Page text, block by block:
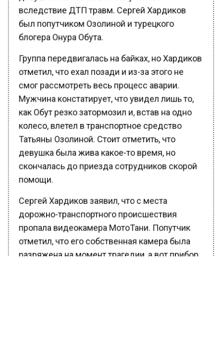
вследствие ДТП травм. Сергей Хардиков
был попутчиком Озолиной и турецкого
блогера Онура Обута.
Группа передвигалась на байках, но Хардиков
отметил, что ехал позади и из-за этого не
смог рассмотреть весь процесс аварии.
Мужчина констатирует, что увидел лишь то,
как Обут резко затормозил и, встав на одно
колесо, влетел в транспортное средство
Татьяны Озолиной. Стоит отметить, что
девушка была жива какое-то время, но
скончалась до приезда сотрудников скорой
помощи.
Сергей Хардиков заявил, что с места
дорожно-транспортного происшествия
пропала видеокамера МотоТани. Попутчик
отметил, что его собственная камера была
разряжена на момент трагедии, а вот прибор